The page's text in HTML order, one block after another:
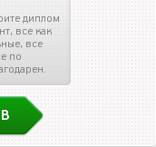
диплом
все как
все
по